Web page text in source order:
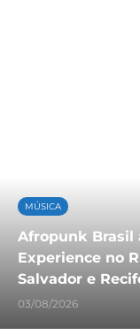
MÚSICA
Afropunk Brasil
Experience no
Salvador e
03/08/2026